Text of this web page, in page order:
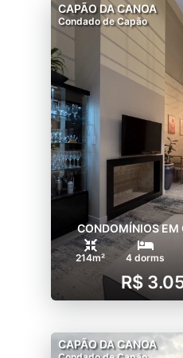
CAPÃO DA CANOA
Condado de Capão
CONDOMÍNIOS EM
214m² 4 dorms
R$
CAPÃO DA CANOA